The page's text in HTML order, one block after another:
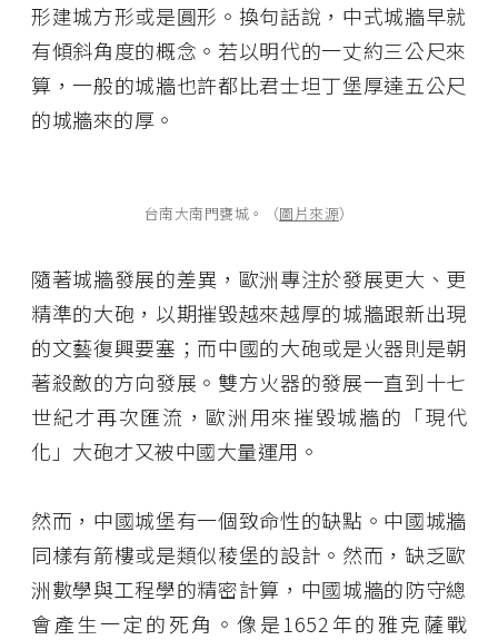
形建城方形或是圓形。換句話說，中式城牆早就
有傾斜角度的概念。若以明代的一丈約三公尺來
算，一般的城牆也許都比君士坦丁堡厚達五公尺
的城牆來的厚。
台南大南門甕城。（圖片來源）
隨著城牆發展的差異，歐洲專注於發展更大、更
精準的大砲，以期摧毀越來越厚的城牆跟新出現
的文藝復興要塞；而中國的大砲或是火器則是朝
著殺敵的方向發展。雙方火器的發展一直到十七
世紀才再次匯流，歐洲用來摧毀城牆的「現代
化」大砲才又被中國大量運用。
然而，中國城堡有一個致命性的缺點。中國城牆
同樣有箭樓或是類似稜堡的設計。然而，缺乏歐
洲數學與工程學的精密計算，中國城牆的防守總
會產生一定的死角。像是1652年的雅克薩戰